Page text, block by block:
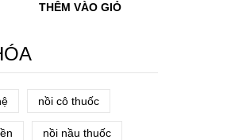
THÊM VÀO GIỎ
nồi cô thuốc
nồi nầu thuốc